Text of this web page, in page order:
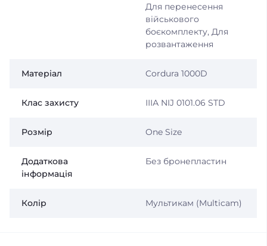
Для перенесення
військового
боєкомплекту, Для
розвантаження
Матеріал Cordura 1000D
Клас захисту ІІІА NIJ 0101.06 STD
Розмір One Size
Додаткова
інформація
Без бронепластин
Колір Мультикам (Multicam)